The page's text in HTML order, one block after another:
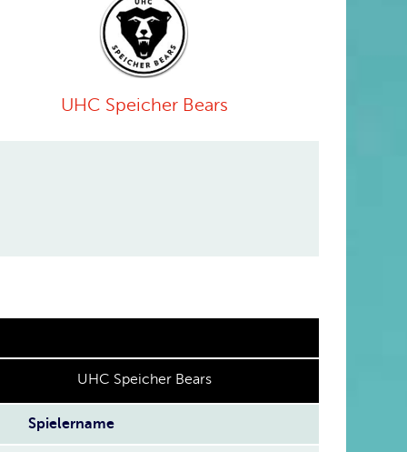
UHC Speicher Bears
UHC Speicher Bears
Spielername